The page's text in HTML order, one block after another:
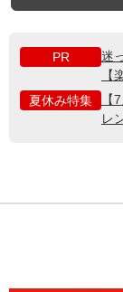
PR
迷
【
夏休み特集
レ